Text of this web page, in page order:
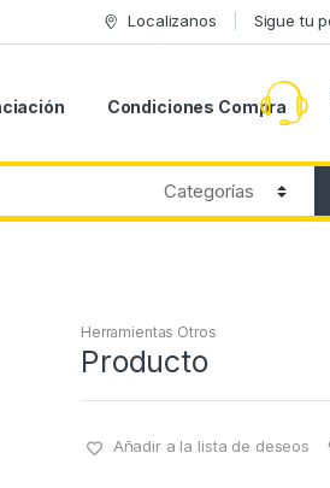
Localizanos Sigue tu
Condiciones Compra
Herramientas Otros
Producto
Añadir a la lista de deseos